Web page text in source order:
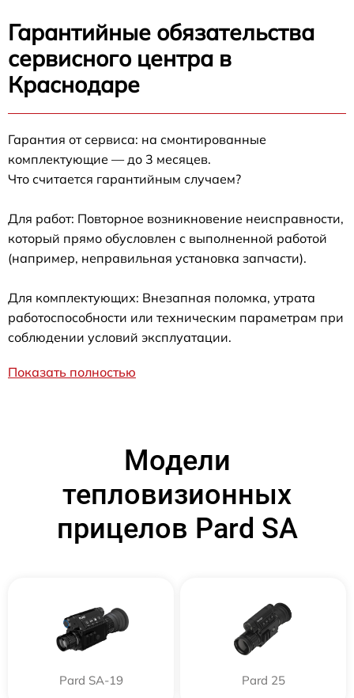
Гарантийные обязательства
сервисного центра в
Краснодаре
Гарантия от сервиса: на смонтированные
комплектующие — до 3 месяцев.
Что считается гарантийным случаем?
Для работ: Повторное возникновение неисправности,
который прямо обусловлен с выполненной работой
(например, неправильная установка запчасти).
Для комплектующих: Внезапная поломка, утрата
работоспособности или техническим параметрам при
соблюдении условий эксплуатации.
Показать полностью
Модели
тепловизионных
прицелов Pard SA
Pard SA-19 Pard 25